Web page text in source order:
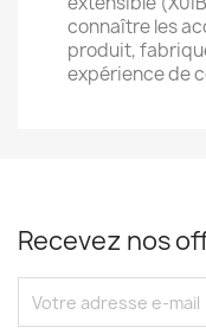
connaître les
produit,
expérience de
Recevez nos